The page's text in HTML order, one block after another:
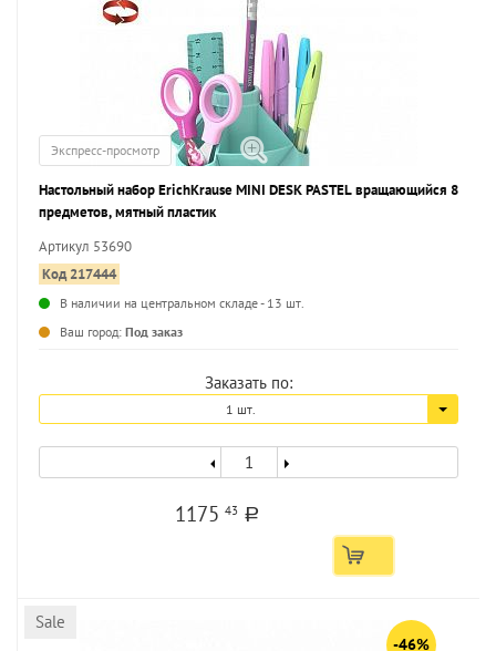
Экспресс-просмотр
Настольный набор ErichKrause MINI DESK PASTEL вращающийся 8
предметов, мятный пластик
Артикул 53690
Код 217444
В наличии на центральном складе - 13 шт.
Ваш город: Под заказ
Заказать по:
1 шт.
117543 a
Sale
-46%